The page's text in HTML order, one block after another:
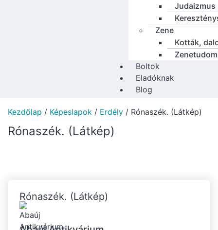
Judaizmus
Zene
Kották,
Boltok
Eladóknak
Blog
Kezdőlap / Képeslapok / Erdély / Rónaszék. (Látkép)
Rónaszék. (Látkép)
Rónaszék. (Látkép)